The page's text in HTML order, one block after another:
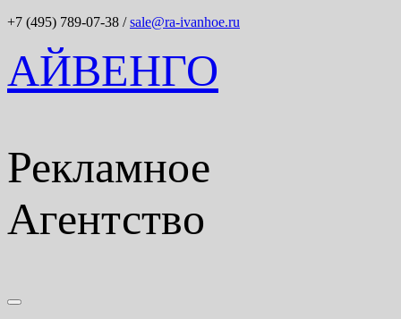
+7 (495) 789-07-38 /sale@ra-ivanhoe.ru
АЙВЕНГО
Рекламное
Агентство